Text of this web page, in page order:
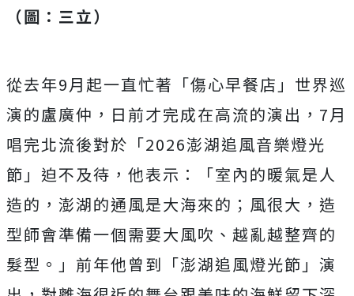
（圖：三立）
從去年9月起一直忙著「傷心早餐店」世界巡
演的盧廣仲，日前才完成在高流的演出， 7月
唱完北流後對於「2026澎湖追風音樂燈光
節」迫不及待，他表示：「室內的暖氣是人
造的，澎湖的通風是大海來的；風很大，造
型師會準備一個需要大風吹、越亂越整齊的
髮型。」前年他曾到「澎湖追風燈光節」演